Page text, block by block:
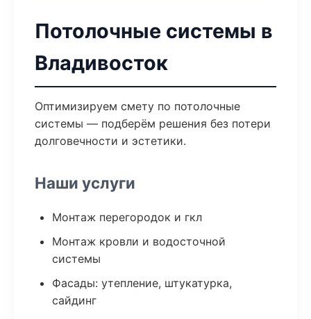
Потолочные системы в
Владивосток
Оптимизируем смету по потолочные
системы — подберём решения без потери
долговечности и эстетики.
Наши услуги
Монтаж перегородок и гкл
Монтаж кровли и водосточной
системы
Фасады: утепление, штукатурка,
сайдинг